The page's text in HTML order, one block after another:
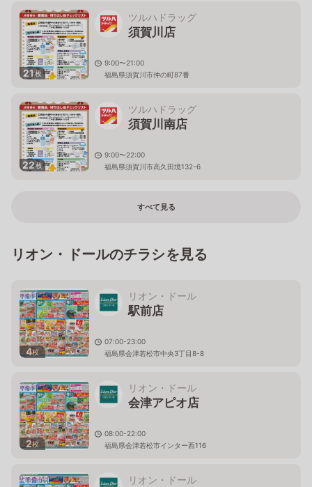
21枚
ツルハドラッグ
須賀川店
9:00〜21:00
福島県須賀川市仲の町87番
22枚
ツルハドラッグ
須賀川南店
9:00〜22:00
福島県須賀川市高久田境132-6
すべて見る
リオン・ドールのチラシを見る
4枚
リオン・ドール
駅前店
07:00-23:00
福島県会津若松市中央3丁目8-8
2枚
リオン・ドール
会津アピオ店
08:00-22:00
福島県会津若松市インター西116
リオン・ドール